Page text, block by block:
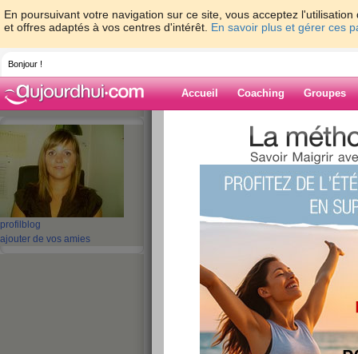
En poursuivant votre navigation sur ce site, vous acceptez
et offres adaptés à vos centres d'intérêt. En savoir plus et gérer ces
Bonjour !
Accueil Coaching Groupes
profil blog
ajouter de vos amies
> oriannetrezeguet
Blog de
21 - 25 »
‹ Préc. 11 12 13 14 15
Les pains
publié le 27/08/2009 à 11:21